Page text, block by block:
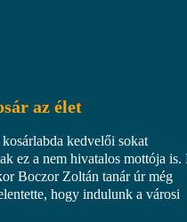
az élet
kedvelői sokat
ez a nem hivatalos mottója is.
Boczor Zoltán tanár úr még
hogy indulunk a városi